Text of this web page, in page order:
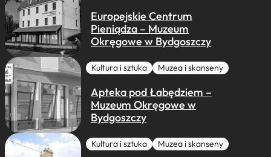
Europejskie Centrum
Pieniądza – Muzeum
Okręgowe w Bydgoszczy
Kultura i sztuka Muzea i skanseny
Apteka pod Łabędziem –
Muzeum Okręgowe w
Bydgoszczy
Kultura i sztuka Muzea i skanseny